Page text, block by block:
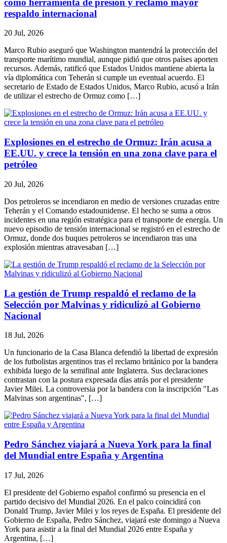
como herramienta de presión y reclamó mayor
respaldo internacional
20 Jul, 2026
Marco Rubio aseguró que Washington mantendrá la protección del
transporte marítimo mundial, aunque pidió que otros países aporten
recursos. Además, ratificó que Estados Unidos mantiene abierta la
vía diplomática con Teherán si cumple un eventual acuerdo. El
secretario de Estado de Estados Unidos, Marco Rubio, acusó a Irán
de utilizar el estrecho de Ormuz como […]
Explosiones en el estrecho de Ormuz: Irán acusa a
EE.UU. y crece la tensión en una zona clave para el
petróleo
20 Jul, 2026
Dos petroleros se incendiaron en medio de versiones cruzadas entre
Teherán y el Comando estadounidense. El hecho se suma a otros
incidentes en una región estratégica para el transporte de energía. Un
nuevo episodio de tensión internacional se registró en el estrecho de
Ormuz, donde dos buques petroleros se incendiaron tras una
explosión mientras atravesaban […]
La gestión de Trump respaldó el reclamo de la
Selección por Malvinas y ridiculizó al Gobierno
Nacional
18 Jul, 2026
Un funcionario de la Casa Blanca defendió la libertad de expresión
de los futbolistas argentinos tras el reclamo británico por la bandera
exhibida luego de la semifinal ante Inglaterra. Sus declaraciones
contrastan con la postura expresada días atrás por el presidente
Javier Milei. La controversia por la bandera con la inscripción "Las
Malvinas son argentinas", […]
Pedro Sánchez viajará a Nueva York para la final
del Mundial entre España y Argentina
17 Jul, 2026
El presidente del Gobierno español confirmó su presencia en el
partido decisivo del Mundial 2026. En el palco coincidirá con
Donald Trump, Javier Milei y los reyes de España. El presidente del
Gobierno de España, Pedro Sánchez, viajará este domingo a Nueva
York para asistir a la final del Mundial 2026 entre España y
Argentina, […]